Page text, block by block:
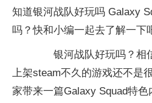
知道银河战队好玩吗 Galaxy
吗？快和小编一起去了解一下
银河战队好玩吗？相
上架steam不久的游戏还不是
家带来一篇Galaxy Squad特